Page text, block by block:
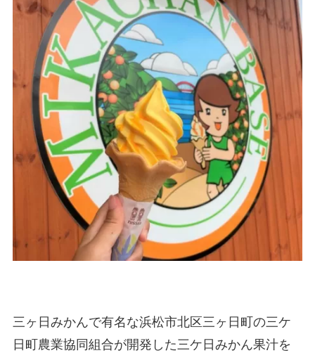
三ヶ日みかんで有名な浜松市北区三ヶ日町の三ケ
日町農業協同組合が開発した三ケ日みかん果汁を